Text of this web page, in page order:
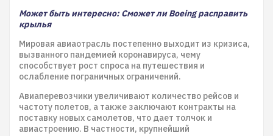
Может быть интересно: Сможет ли Boeing расправить
крылья
Мировая авиаотрасль постепенно выходит из кризиса,
вызванного пандемией коронавируса, чему
способствует рост спроса на путешествия и
ослабление пограничных ограничений.
Авиаперевозчики увеличивают количество рейсов и
частоту полетов, а также заключают контракты на
поставку новых самолетов, что дает толчок и
авиастроению. В частности, крупнейший